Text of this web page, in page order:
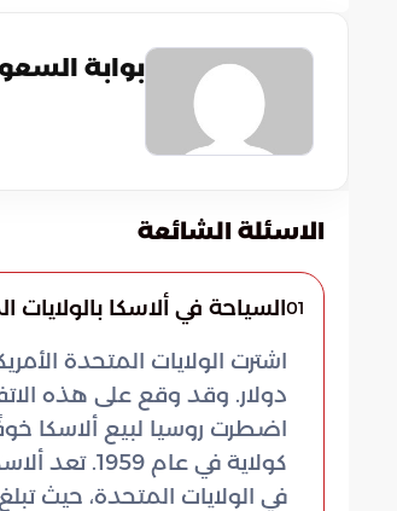
بوابة
الاسئلة الشائعة
01السياحة في ألاسكا بالولايات
دولار. وقد وقع على هذه
اضطرت روسيا لبيع ألاسكا
كولاية في